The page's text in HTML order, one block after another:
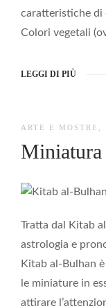
caratteristiche di
Colori vegetali
LEGGI DI PIÙ
ARTE E MOSTRE
Tratta dal Kitab
astrologia e
Kitab al-Bulhan
le miniature in
attirare